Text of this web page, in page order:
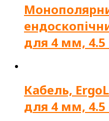
для 4 мм,
Кабель,
для 4 мм,